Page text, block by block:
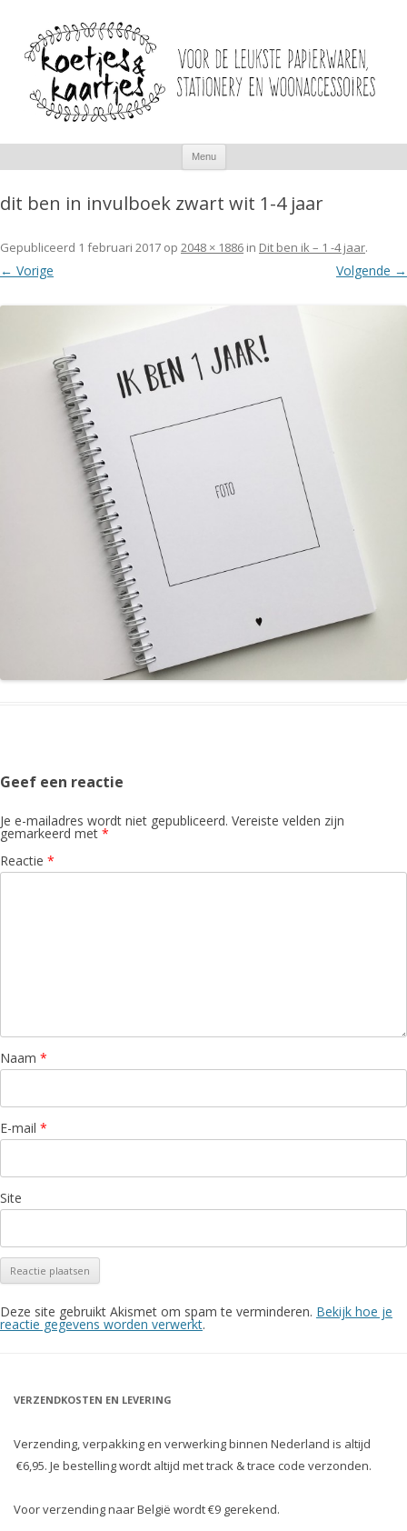
Menu
inhoud
dit ben in invulboek zwart wit 1-4 jaar
Gepubliceerd 1 februari 2017 op 2048 × 1886 in Dit ben ik – 1 -4 jaar.
← Vorige Volgende →
Geef een reactie
Je e-mailadres wordt niet gepubliceerd. Vereiste velden zijn
gemarkeerd met *
Reactie *
Naam *
E-mail *
Site
Deze site gebruikt Akismet om spam te verminderen. Bekijk hoe je
reactie gegevens worden verwerkt.
VERZENDKOSTEN EN LEVERING
Verzending, verpakking en verwerking binnen Nederland is altijd
€6,95. Je bestelling wordt altijd met track & trace code verzonden.
Voor verzending naar België wordt €9 gerekend.